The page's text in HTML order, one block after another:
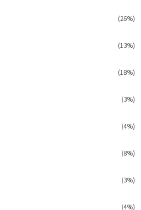
(26%)
(13%)
(18%)
(3%)
(4%)
(8%)
(3%)
(4%)